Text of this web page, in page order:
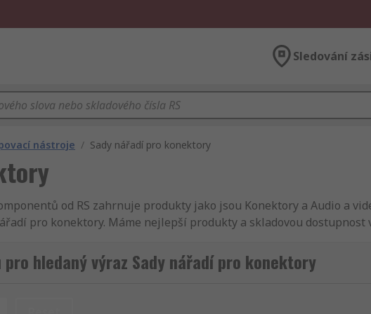
Sledování
nástroje / Sady nářadí pro konektory
od RS zahrnuje produkty jako jsou Konektory a Audio a
pro konektory. Máme nejlepší produkty a skladovou
komponenty, napájení a konektory. Patří sem Konektory a
komponenty, napájení a konektory a koupit kvalitní
značky, dostupnosti nebo alfabeticky. Nezapomeňte se podívat
hledaný výraz Sady nářadí pro konektory